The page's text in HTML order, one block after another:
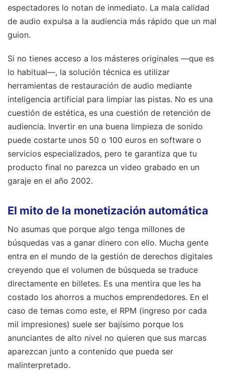
espectadores lo notan de inmediato. La mala calidad
de audio expulsa a la audiencia más rápido que un mal
guion.
Si no tienes acceso a los másteres originales —que es
lo habitual—, la solución técnica es utilizar
herramientas de restauración de audio mediante
inteligencia artificial para limpiar las pistas. No es una
cuestión de estética, es una cuestión de retención de
audiencia. Invertir en una buena limpieza de sonido
puede costarte unos 50 o 100 euros en software o
servicios especializados, pero te garantiza que tu
producto final no parezca un video grabado en un
garaje en el año 2002.
El mito de la monetización automática
No asumas que porque algo tenga millones de
búsquedas vas a ganar dinero con ello. Mucha gente
entra en el mundo de la gestión de derechos digitales
creyendo que el volumen de búsqueda se traduce
directamente en billetes. Es una mentira que les ha
costado los ahorros a muchos emprendedores. En el
caso de temas como este, el RPM (ingreso por cada
mil impresiones) suele ser bajísimo porque los
anunciantes de alto nivel no quieren que sus marcas
aparezcan junto a contenido que pueda ser
malinterpretado.